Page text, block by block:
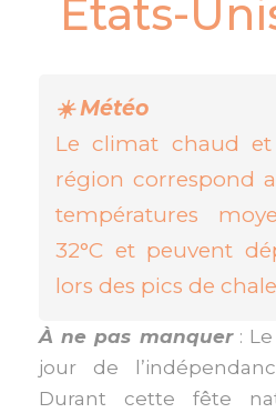
Etats-
☀️ Météo
Le climat chaud
région correspond
températures
32°C et peuvent
lors des pics de
À ne pas manquer: Le
jour de
Durant cette fête